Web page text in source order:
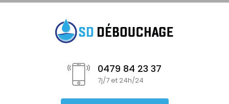
0479 84 23 37
7j/7 et 24h/24